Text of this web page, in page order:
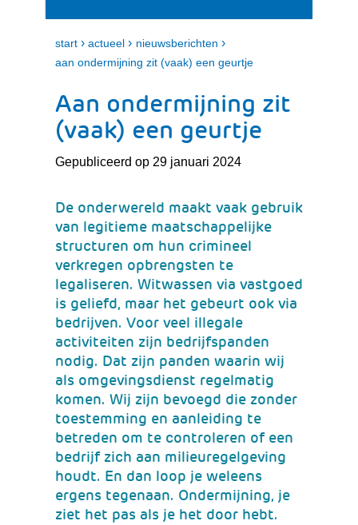
e
n
t
k
a
p
n
start › actueel › nieuwsberichten ›
aan ondermijning zit (vaak) een geurtje
Aan ondermijning zit
(vaak) een geurtje
Gepubliceerd op 29 januari 2024
De onderwereld maakt vaak gebruik
van legitieme maatschappelijke
structuren om hun crimineel
verkregen opbrengsten te
legaliseren. Witwassen via vastgoed
is geliefd, maar het gebeurt ook via
bedrijven. Voor veel illegale
activiteiten zijn bedrijfspanden
nodig. Dat zijn panden waarin wij
als omgevingsdienst regelmatig
komen. Wij zijn bevoegd die zonder
toestemming en aanleiding te
betreden om te controleren of een
bedrijf zich aan milieuregelgeving
houdt. En dan loop je weleens
ergens tegenaan. Ondermijning, je
ziet het pas als je het door hebt.